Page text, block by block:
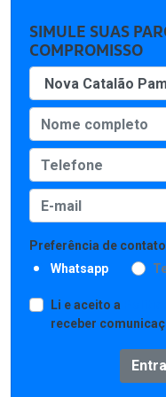
SIMULE SUAS
COMPROMISSO
Preferência de
Whatsapp
Li e aceito a
receber